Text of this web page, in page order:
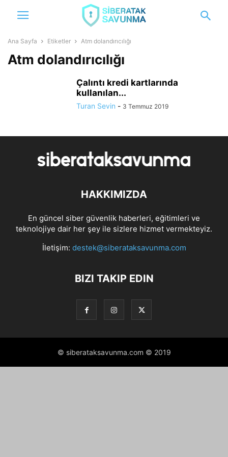
Ana Sayfa Etiketler Atm dolandırıcılığı
Atm dolandırıcılığı
Çalıntı kredi kartlarında
kullanılan...
Turan Sevin - 3 Temmuz 2019
HAKKIMIZDA
En güncel siber güvenlik haberleri, eğitimleri ve
teknolojiye dair her şey ile sizlere hizmet vermekteyiz.
İletişim: destek@siberataksavunma.com
BIZI TAKIP EDIN
© siberataksavunma.com © 2019